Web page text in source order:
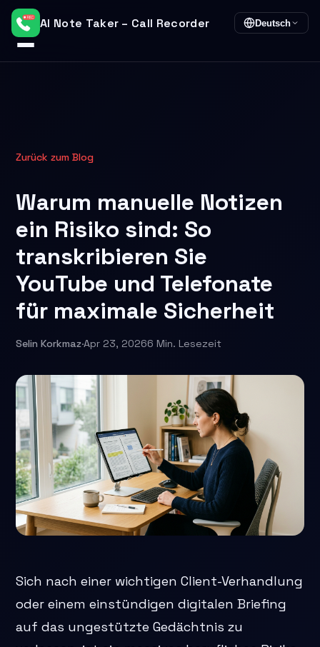
AI Note Taker – Call Recorder Deutsch
Zurück zum Blog
Warum manuelle Notizen
ein Risiko sind: So
transkribieren Sie
YouTube und Telefonate
für maximale Sicherheit
Selin Korkmaz·Apr 23, 20266 Min. Lesezeit
Sich nach einer wichtigen Client-Verhandlung
oder einem einstündigen digitalen Briefing
auf das ungestützte Gedächtnis zu